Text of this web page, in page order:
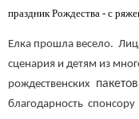
праздник Рождества - с
Елка прошла весело.
сценария и детям из
рождественских
благодарность